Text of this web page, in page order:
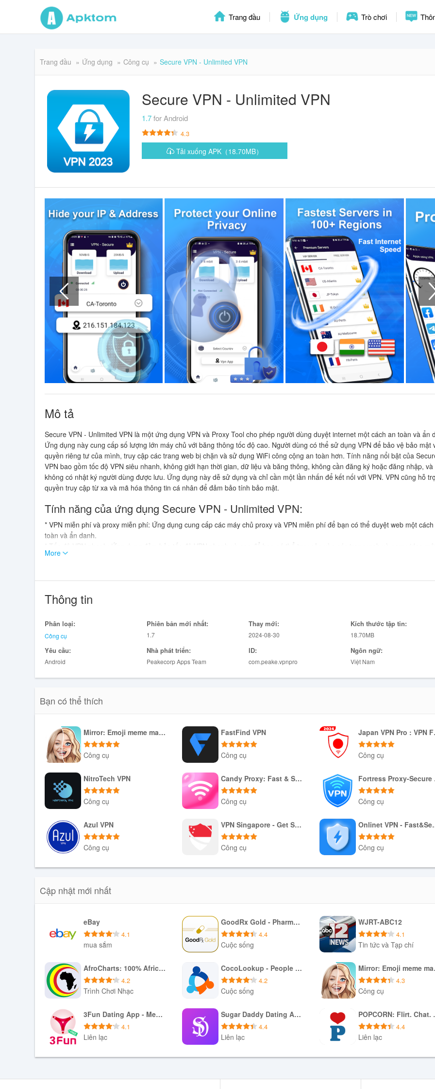
Trang đầu Ứng dụng Trò chơi
Trang đầu Ứng dụng Công cụ Secure VPN - Unlimited VPN
Secure VPN - Unlimited VPN
1.7for Android
4.3
Tải xuống APK（18.70MB）
Mô tả
Secure VPN - Unlimited VPN là một ứng dụng VPN và Proxy Tool cho phép người dùng duyệt internet một cách an toàn và ẩn
Ứng dụng này cung cấp số lượng lớn máy chủ với băng thông tốc độ cao. Người dùng có thể sử dụng VPN để bảo vệ bảo mật
quyền riêng tư của mình, truy cập các trang web bị chặn và sử dụng WiFi công cộng an toàn hơn. Tính năng nổi bật của
VPN bao gồm tốc độ VPN siêu nhanh, không giới hạn thời gian, dữ liệu và băng thông, không cần đăng ký hoặc đăng nhập, và
không có nhật ký người dùng được lưu. Ứng dụng này dễ sử dụng và chỉ cần một lần nhấn để kết nối với VPN. VPN cũng hỗ
quyền truy cập từ xa và mã hóa thông tin cá nhân để đảm bảo tính bảo mật.
Tính năng của ứng dụng Secure VPN - Unlimited VPN:
* VPN miễn phí và proxy miễn phí: Ứng dụng cung cấp các máy chủ proxy và VPN miễn phí để bạn có thể duyệt web một cách
toàn và ẩn danh.
* Tốc độ VPN nhanh: Ứng dụng đảm bảo tốc độ VPN nhanh và cao để bạn có thể truy cập vào các trang web và xem video một
cách mượt mà.
cá nhân của bạn bị đánh cắp.
cho phép bạn sử dụng ứng dụng một cách thoải mái và không bị hạn chế.
cấu hình phức tạp.
* Tăng tốc truyền phát video: Ứng dụng giúp tăng tốc trải nghiệm truyền phát video của bạn, đảm bảo bạn có thể xem video một
cách trơn tru và không có gián đoạn.
Tổng kết:
Ứng dụng Secure VPN - Unlimited VPN cung cấp một số tính năng hữu ích như VPN miễn phí, bảo mật WiFi và quyền riêng
người dùng truy cập vào web một cách thuận tiện và an toàn.
More
Thông tin
Phân loại:
Công cụ
Phiên bản mới nhất:
1.7
Thay mới:
2024-08-30
Kích thước tập tin:
18.70MB
Yêu cầu:
Android
Nhà phát triển:
Peakecorp Apps Team
ID:
com.peake.vpnpro
Ngôn ngữ:
Việt Nam
Bạn có thể thích
Mirror: Emoji meme maker
Công cụ
Tải xuống APK
FastFind VPN
Công cụ
Tải xuống APK
Công cụ
Tải xuống APK
NitroTech VPN
Công cụ
Tải xuống APK
Candy Proxy: Fast & Safe VPN
Công cụ
Tải xuống APK
Công cụ
Tải xuống APK
Azul VPN
Công cụ
Tải xuống APK
VPN Singapore - Get SG IP
Công cụ
Tải xuống APK
Công cụ
Tải xuống APK
Cập nhật mới nhất
eBay
4.1
mua sắm
Tải xuống APK
GoodRx Gold - Pharmacy Discount Card
4.4
Cuộc sống
Tải xuống APK
WJRT-ABC12
4.1
Tin tức và Tạp chí
Tải xuống APK
AfroCharts: 100% African Music
4.2
Trình Chơi Nhạc
Tải xuống APK
CocoLookup - People Finder
4.2
Cuộc sống
Tải xuống APK
4.3
Công cụ
Tải xuống APK
3Fun Dating App - Meet Curious Couples & Singles
4.1
Liên lạc
Tải xuống APK
Sugar Daddy Dating App - Sudy
4.4
Liên lạc
Tải xuống APK
4.4
Liên lạc
Tải xuống APK